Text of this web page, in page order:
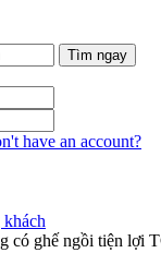
Tìm ngay
have an account?
có ghế ngồi tiện lợi